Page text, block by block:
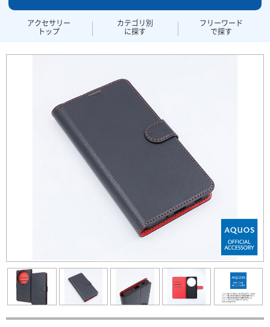
アクセサリー
トップ
カテゴリ別
に探す
フリーワード
で探す